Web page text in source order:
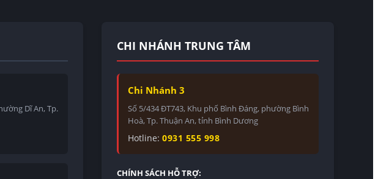
Dĩ An, Tp.
CHI NHÁNH TRUNG TÂM
Chi Nhánh 3
Số 5/434 ĐT743, Khu phố Bình Đáng, phường Bình
Hoà, Tp. Thuận An, tỉnh Bình Dương
Hotline: 0931 555 998
CHÍNH SÁCH HỖ TRỢ: